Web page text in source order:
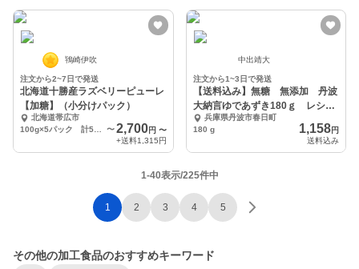
鴇崎伊吹
注文から2~7日で発送
北海道十勝産ラズベリーピューレ
【加糖】（小分けパック）
北海道帯広市
〜 2,700円 〜
+送料1,315円
中出靖大
注文から1~3日で発送
【送料込み】無糖 無添加 丹波
大納言ゆであずき180ｇ レシピ
付き兵庫県丹波市春日町
180 g
1,158円
送料込み
1-40表示/225件中
1 2 3 4 5
その他の加工食品のおすすめキーワード